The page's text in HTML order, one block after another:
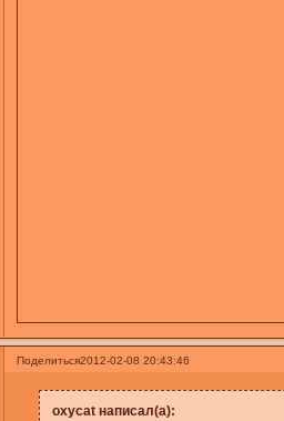
Поделиться2012-02-08 20:43:46
oxycat написал(а):